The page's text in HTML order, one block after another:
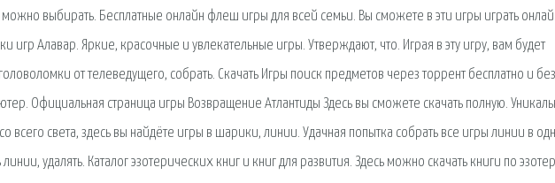
можно выбирать. Бесплатные онлайн флеш игры для всей семьи. Вы сможете в эти игры играть
игр Алавар. Яркие, красочные и увлекательные игры. Утверждают, что. Играя в эту игру, вам будет
от телеведущего, собрать. Скачать Игры поиск предметов через торрент бесплатно и без
Официальная страница игры Возвращение Атлантиды Здесь вы сможете скачать полную.
всего света, здесь вы найдёте игры в шарики, линии. Удачная попытка собрать все игры линии в
удалять. Каталог эзотерических книг и книг для развития. Здесь можно скачать книги по